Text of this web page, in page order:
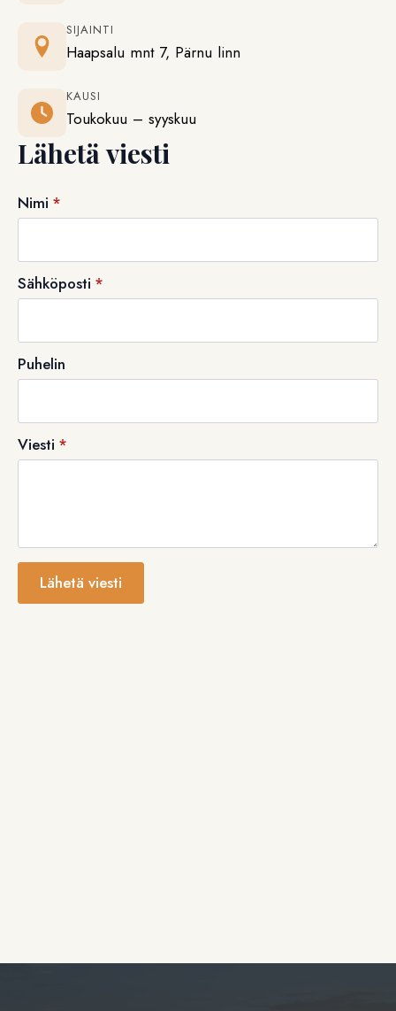
SIJAINTI
Haapsalu mnt 7, Pärnu linn
KAUSI
Toukokuu – syyskuu
Lähetä viesti
Nimi *
Sähköposti *
Puhelin
Viesti *
Lähetä viesti